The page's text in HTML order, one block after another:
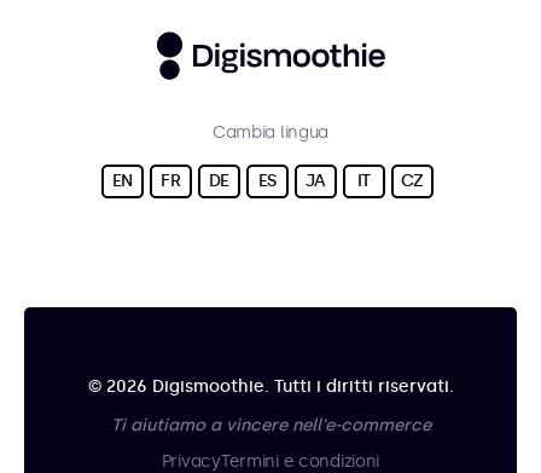
Cambia lingua
EN FR DE ES JA IT CZ
© 2026 Digismoothie. Tutti i diritti riservati.
Ti aiutiamo a vincere nell'e-commerce
PrivacyTermini e condizioni